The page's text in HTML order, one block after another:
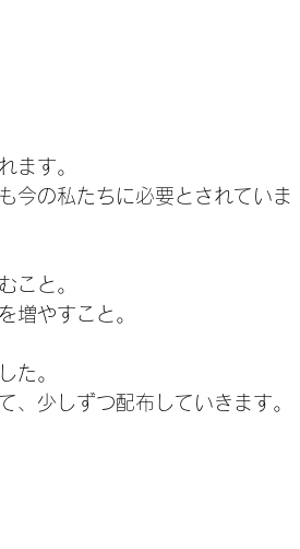
ます。
今の私たちに必要とされていま
こと。
増やすこと。
た。
、少しずつ配布していきます。